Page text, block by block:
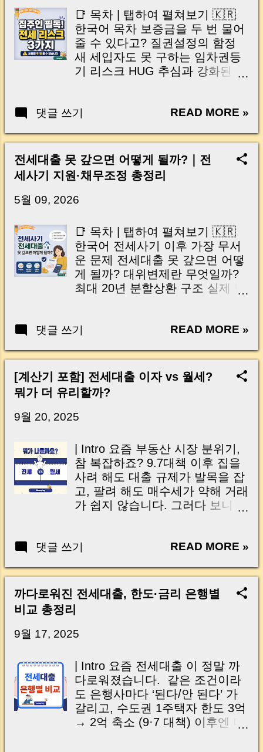
이는 가장 긴장되는 순간 입니다. 실제로 제가
중개 현장에서 겪었던 일입니다. 금요일 오후 3
시, 이체 한도에 막혀 송금이 멈췄고 그 자리에
서 계약이 무산될 뻔한 아찔한 상황이 있었습니
다. 또 어떤 분은 이렇게 말씀하십니다. “내 대출
인데 왜 내 통장으로 안 들어오죠?” “매도인이 대
사실은 ‘구조’를 몰라서 생기는 걱정입니다. 그래
서 오늘은 잔금일에 실제로 돈이 어떻게 움직이
는지, 왜 사고가 나는지, 그리고 무엇을 꼭 준비
드리겠습니다. 이 글 하나만 제대로 이해하시면,
잔금일이 더 이상 두려운 날이 아니라 “내 집을
Introduction (Tap to expand) Have you ever
📑 목차 | 탭하여 펼쳐보기 🇰🇷
한국어 목차 보증금을 두 번 물어
줄 수 있다고? 질권설정의 함정
새 세입자도 못 구하는 임차권등
기 리스크 HUG 추심과 강화된 전
기억해야 할 3가지 🇺🇸 English
Risk of Loan Assignment and
Pledge Rights Tenant
Registration Order That Can
Freeze Your Rental Business
HUG Recovery Actions and
Landlord Checklist Before Lease
Expiration Key Takeaways for
Landlords 전세 만기, 집주인도
방심하면 위험합니다 전세 만기
가 다가오면 집주인은 보통 “다음
세입자가 제때 구해질까?”를 가장
장에서는 그보다 더 큰 문제가 숨
어 있습니다. 바로 세입자 말만 믿
고 보증금을 잘못 돌려줬다가, 같
는 상황 입니다. 특히 요즘은 전세
자금대출, 질권설정, 채권양도, 임
HUG 대위변제 까지 얽히면서 전
잡해졌습니다. 정상적인 세입자
라면 큰 문제가 없겠지만, 사정이
급하거나 악의적으로 행동하는
세입자를 만나면 집주인이 법적
으로 매우 불리한 위치에 놓일 수
만 보내면 끝”이 아닙니다. 전세
되어 있는지, 임차권등기 가능성
이 있는지, 새 세입자의 대출 한도
는 나오는지까지 함께 확인해야
전세 만기 전에 반드시 확인해야
권등기 리스크, ...
댓글 쓰기 READ MORE »
전세대출 못 갚으면 어떻게 될까?｜전
세사기 지원·채무조정 총정리
5월 09, 2026
📑 목차 | 탭하여 펼쳐보기 🇰🇷
한국어 전세사기 이후 가장 무서
운 문제 전세대출 못 갚으면 어떻
게 될까? 대위변제란 무엇일까?
최대 20년 분할상환 구조 실제 받
English Table of Contents | Tap
after jeonse fraud What happens
if you cannot repay the jeonse
loan? What is subrogated
payment? How the 20-year
installment repayment works
Where to get consultation and
apply Q&A | 전세사기보다 더 무
서운 건 대출일 수 있습니다 전세
사기 피해가 발생하면 많은 분들
이 가장 먼저 보증금부터 떠올립
니다. 하지만 시간이 조금 지나면
니다. 바로 ‘전세대출’입니다. “대
출은 계속 갚아야 하나요?” “연체
되면 신용불량 되는 건가요?” “이
갚죠?” 실제로 전세사기 피해자들
을 감당해야 하는 경우도 적지 않
은 현재 대위변제, 분할상환, 채무
조정 같은 지원 제도를 운영하고
있습니다. 📌 이번 글 핵심 내용
전세대출 연체 시 어떻게 되는지
...
댓글 쓰기 READ MORE »
[계산기 포함] 전세대출 이자 vs 월세?
뭐가 더 유리할까?
9월 20, 2025
| Intro 요즘 부동산 시장 분위기,
참 복잡하죠? 9.7대책 이후 집을
사려 해도 대출 규제가 발목을 잡
고, 팔려 해도 매수세가 약해 거래
가 쉽지 않습니다. 그러다 보니 많
해지고 있어요. 결국 선택지는 월
는데, 이게 과연 더 유리한 선택일
까요? 🤔 오늘은 전세대출 이자
와 월세전환율 을 직접 비교해 보
면서, 어느 쪽이 현실적으로 더 나
은 선택인지 함께 살펴보겠습니
market feels more complicated
than ever. After the Sept 7 policy
package, buying has gotten
tougher due to loan restrictions,
and selling isn’t easy either with
weaker demand. Many people
댓글 쓰기 READ MORE »
까다로워진 전세대출, 한도·금리 은행별
비교 총정리
9월 17, 2025
| Intro 요즘 전세대출 이 정말 까
다로워졌습니다. 같은 조건이라
도 은행사마다 ‘된다/안 된다’ 가
갈리고, 수도권 1주택자 한도 3억
→ 2억 축소 (9·7 대책) 이후엔 더